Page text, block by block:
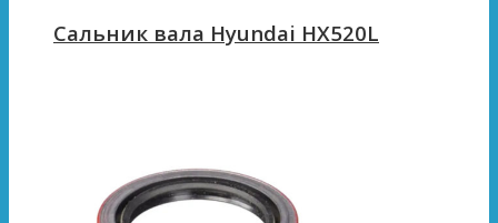
Сальник вала Hyundai HX520L